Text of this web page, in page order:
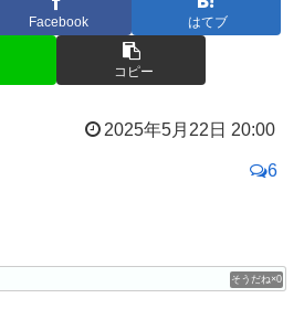
Facebook はてブ
コピー
2025年5月22日 20:00
6
0